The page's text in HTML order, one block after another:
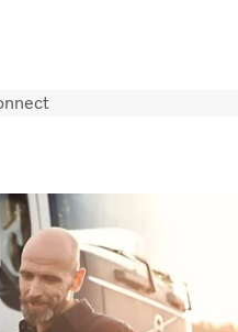
Trucks